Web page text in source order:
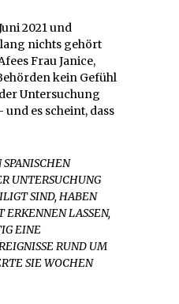
2021 und
nichts gehört
Frau Janice,
kein Gefühl
Untersuchung
und es scheint, dass
UNTERSUCHUNG
SIND, HABEN
LASSEN,
EINE
RUND UM
SIE WOCHEN